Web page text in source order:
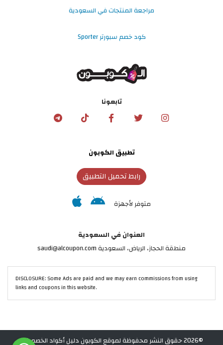
مراجعة المنتجات في السعودية
كود خصم سبورتر Sporter
تابعونا
تطبيق الكوبون
رابط تحميل التطبيق
متوفر لأجهزة
العنوان في السعودية
منطقة الحجاز، الرياض، السعودية saudi@alcoupon.com
DISCLOSURE: Some Ads are paid and we may earn commissions from using
links and coupons in this website.
©2026 حقوق النشر محفوظة لموقع الكوبون دليل أكواد الخصم في